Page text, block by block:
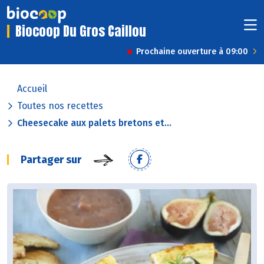
Biocoop Du Gros Caillou
Prochaine ouverture à 09:00
Accueil
Toutes nos recettes
Cheesecake aux palets bretons et...
Partager sur